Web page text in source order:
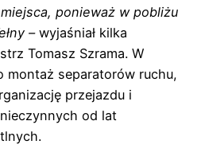
ponieważ w pobliżu
– wyjaśniał kilka
Tomasz Szrama. W
montaż separatorów ruchu,
przejazdu i
od lat